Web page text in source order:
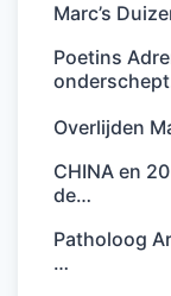
Marc’s
Poetins
Overlijden
CHINA en
de…
Patholoog
…